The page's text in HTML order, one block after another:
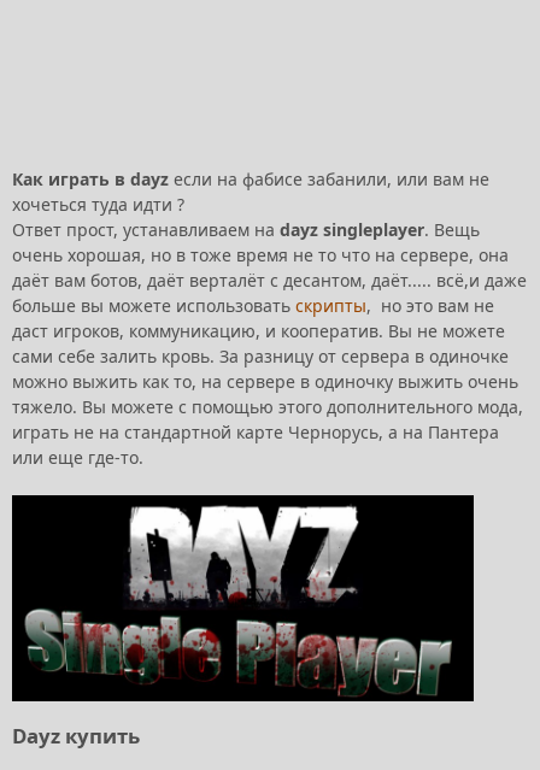
Как играть в dayz если на фабисе забанили, или вам не
хочеться туда идти ?
Ответ прост, устанавливаем на dayz singleplayer. Вещь
очень хорошая, но в тоже время не то что на сервере, она
даёт вам ботов, даёт верталёт с десантом, даёт..... всё,и даже
больше вы можете использовать скрипты, но это вам не
даст игроков, коммуникацию, и кооператив. Вы не можете
сами себе залить кровь. За разницу от сервера в одиночке
можно выжить как то, на сервере в одиночку выжить очень
тяжело. Вы можете с помощью этого дополнительного мода,
играть не на стандартной карте Чернорусь, а на Пантера
или еще где-то.
Dayz купить